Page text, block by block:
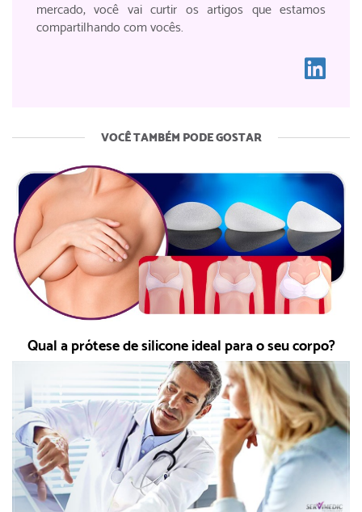
mercado, você vai curtir os artigos que estamos
compartilhando com vocês.
VOCÊ TAMBÉM PODE GOSTAR
Qual a prótese de silicone ideal para o seu corpo?